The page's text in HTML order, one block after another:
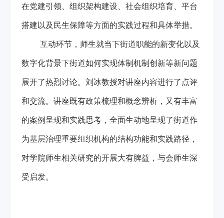
在党建引领、组织架构建设、社会组织培育、平台
搭建以及民生保障等方面的实践过程和具体举措。
互动环节，师生就当下街道职能的新变化以及
数字化背景下街道如何实现体制机制创新等新问题
展开了热烈讨论。刘冰教授对讲座内容进行了点评
和交流。讲座既有政策梳理和概念辨析，又有丰富
的案例呈现和实践思考，全面生动地呈现了街道作
为基层治理重要组织机构的结构功能和实践路径，
对学院师生相关研究的开展大有脾益，与会师生深
受启发。